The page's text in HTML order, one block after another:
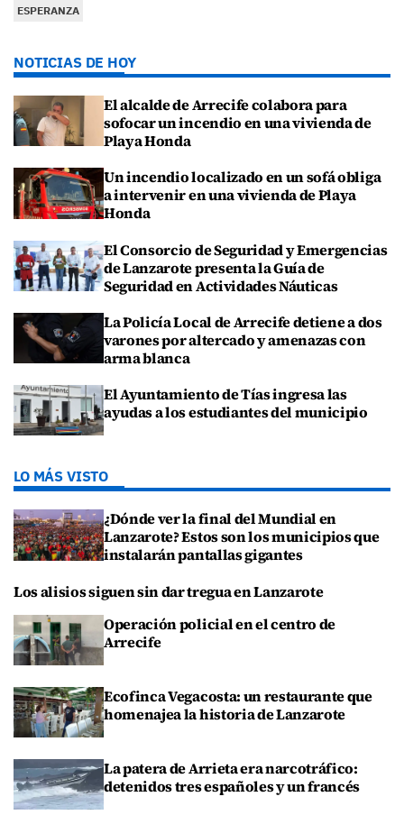
ESPERANZA
NOTICIAS DE HOY
El alcalde de Arrecife colabora para
sofocar un incendio en una vivienda de
Playa Honda
Un incendio localizado en un sofá obliga
a intervenir en una vivienda de Playa
Honda
El Consorcio de Seguridad y Emergencias
de Lanzarote presenta la Guía de
Seguridad en Actividades Náuticas
La Policía Local de Arrecife detiene a dos
varones por altercado y amenazas con
arma blanca
El Ayuntamiento de Tías ingresa las
ayudas a los estudiantes del municipio
LO MÁS VISTO
¿Dónde ver la final del Mundial en
Lanzarote? Estos son los municipios que
instalarán pantallas gigantes
Los alisios siguen sin dar tregua en Lanzarote
Operación policial en el centro de
Arrecife
Ecofinca Vegacosta: un restaurante que
homenajea la historia de Lanzarote
La patera de Arrieta era narcotráfico:
detenidos tres españoles y un francés